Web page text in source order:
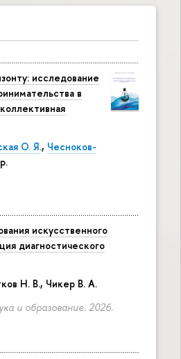
исследование
в
О. Я., Чесноков-
искусственного
диагностического
Н. В., Чикер В. А.
и образование. 2026.